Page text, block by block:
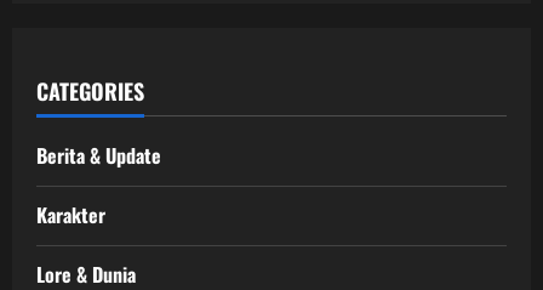
CATEGORIES
Berita & Update
Karakter
Lore & Dunia